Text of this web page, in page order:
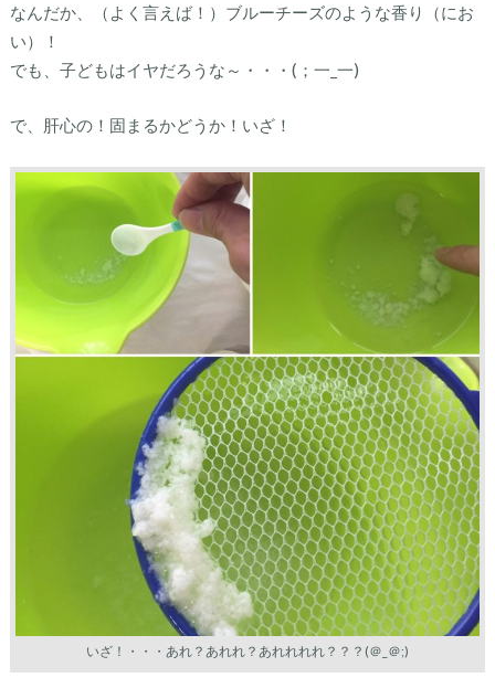
なんだか、（よく言えば！）ブルーチーズのような香り（にお
い）！
でも、子どもはイヤだろうな～・・・(；一_一)
で、肝心の！固まるかどうか！いざ！
いざ！・・・あれ？あれれ？あれれれれ？？？(＠_＠;)